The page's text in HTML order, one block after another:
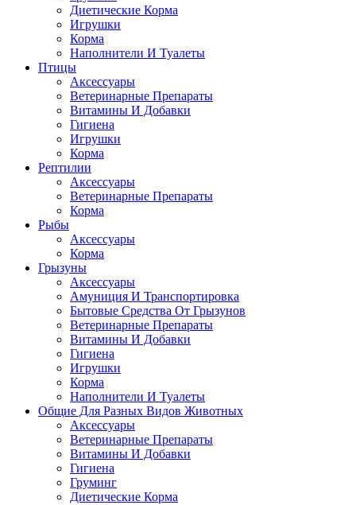
Диетические Корма
Игрушки
Корма
Наполнители И Туалеты
Птицы
Аксессуары
Ветеринарные Препараты
Витамины И Добавки
Гигиена
Игрушки
Корма
Рептилии
Аксессуары
Ветеринарные Препараты
Корма
Рыбы
Аксессуары
Корма
Грызуны
Аксессуары
Амуниция И Транспортировка
Бытовые Средства От Грызунов
Ветеринарные Препараты
Витамины И Добавки
Гигиена
Игрушки
Корма
Наполнители И Туалеты
Общие Для Разных Видов Животных
Аксессуары
Ветеринарные Препараты
Витамины И Добавки
Гигиена
Груминг
Диетические Корма